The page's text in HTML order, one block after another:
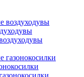
воздуходувы
газонокосилки